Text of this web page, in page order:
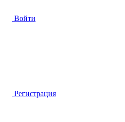
Войти
Регистрация